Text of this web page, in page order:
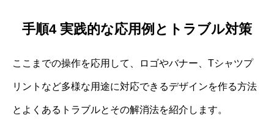
手順4 実践的な応用例とトラブル対策
ここまでの操作を応用して、ロゴやバナー、Tシャツプ
リントなど多様な用途に対応できるデザインを作る方法
とよくあるトラブルとその解消法を紹介します。